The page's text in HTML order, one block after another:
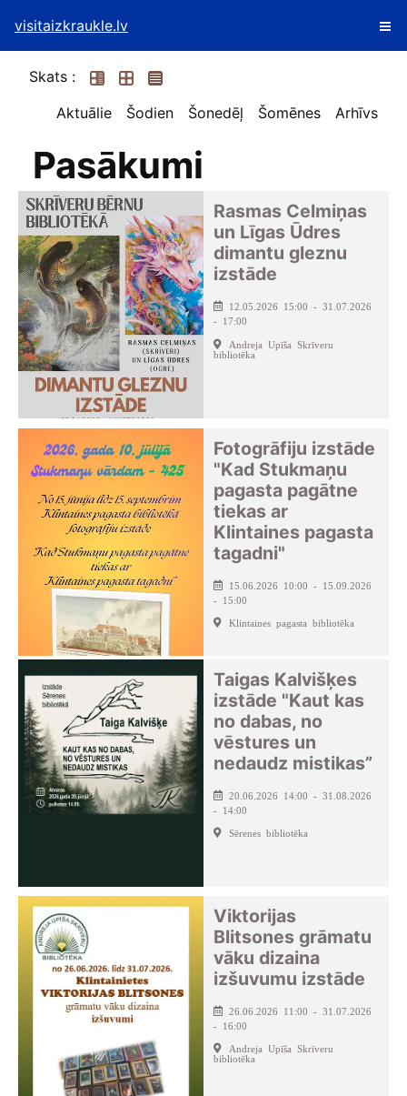
visitaizkraukle.lv
Skats :
Aktuālie
Šodien Šonedēļ Šomēnes Arhīvs
Pasākumi
Rasmas Celmiņas
un Līgas Ūdres
dimantu gleznu
izstāde
12.05.2026 15:00 - 31.07.2026
- 17:00
Andreja Upīša Skrīveru
bibliotēka
Fotogrāfiju izstāde
"Kad Stukmaņu
pagasta pagātne
tiekas ar
Klintaines pagasta
tagadni"
15.06.2026 10:00 - 15.09.2026
- 15:00
Klintaines pagasta bibliotēka
Taigas Kalvišķes
izstāde "Kaut kas
no dabas, no
vēstures un
nedaudz mistikas”
20.06.2026 14:00 - 31.08.2026
- 14:00
Sērenes bibliotēka
Viktorijas
Blitsones grāmatu
vāku dizaina
izšuvumu izstāde
26.06.2026 11:00 - 31.07.2026
- 16:00
Andreja Upīša Skrīveru
bibliotēka